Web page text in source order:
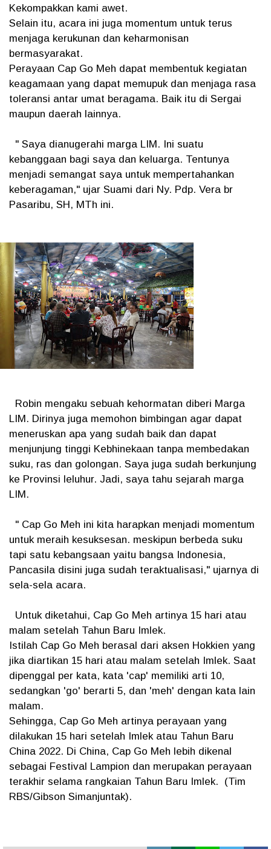
Kekompakkan kami awet.
Selain itu, acara ini juga momentum untuk terus
menjaga kerukunan dan keharmonisan
bermasyarakat.
Perayaan Cap Go Meh dapat membentuk kegiatan
keagamaan yang dapat memupuk dan menjaga rasa
toleransi antar umat beragama. Baik itu di Sergai
maupun daerah lainnya.
" Saya dianugerahi marga LIM. Ini suatu
kebanggaan bagi saya dan keluarga. Tentunya
menjadi semangat saya untuk mempertahankan
keberagaman," ujar Suami dari Ny. Pdp. Vera br
Pasaribu, SH, MTh ini.
Robin mengaku sebuah kehormatan diberi Marga
LIM. Dirinya juga memohon bimbingan agar dapat
meneruskan apa yang sudah baik dan dapat
menjunjung tinggi Kebhinekaan tanpa membedakan
suku, ras dan golongan. Saya juga sudah berkunjung
ke Provinsi leluhur. Jadi, saya tahu sejarah marga
LIM.
" Cap Go Meh ini kita harapkan menjadi momentum
untuk meraih kesuksesan. meskipun berbeda suku
tapi satu kebangsaan yaitu bangsa Indonesia,
Pancasila disini juga sudah teraktualisasi," ujarnya di
sela-sela acara.
Untuk diketahui, Cap Go Meh artinya 15 hari atau
malam setelah Tahun Baru Imlek.
Istilah Cap Go Meh berasal dari aksen Hokkien yang
jika diartikan 15 hari atau malam setelah Imlek. Saat
dipenggal per kata, kata 'cap' memiliki arti 10,
sedangkan 'go' berarti 5, dan 'meh' dengan kata lain
malam.
Sehingga, Cap Go Meh artinya perayaan yang
dilakukan 15 hari setelah Imlek atau Tahun Baru
China 2022. Di China, Cap Go Meh lebih dikenal
sebagai Festival Lampion dan merupakan perayaan
terakhir selama rangkaian Tahun Baru Imlek. (Tim
RBS/Gibson Simanjuntak).